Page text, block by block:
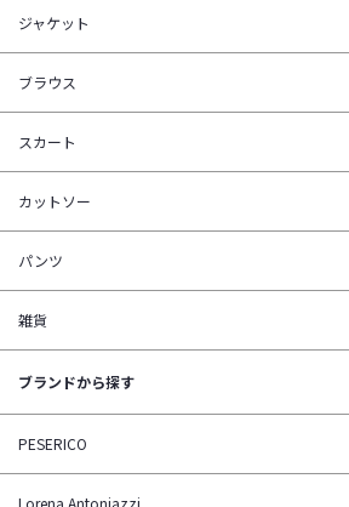
ジャケット
ブラウス
スカート
カットソー
パンツ
雑貨
ブランドから探す
PESERICO
Lorena Antoniazzi